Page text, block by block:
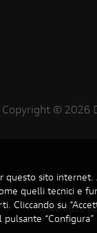
questo sito
quelli tecnici e
Cliccando su
pulsante
Copyright © 2026
SCRAMBLER